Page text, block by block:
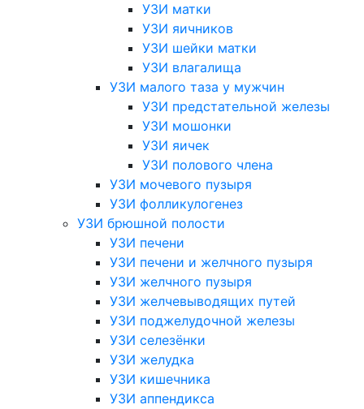
УЗИ матки
УЗИ яичников
УЗИ шейки матки
УЗИ влагалища
УЗИ малого таза у мужчин
УЗИ предстательной железы
УЗИ мошонки
УЗИ яичек
УЗИ полового члена
УЗИ мочевого пузыря
УЗИ фолликулогенез
УЗИ брюшной полости
УЗИ печени
УЗИ печени и желчного пузыря
УЗИ желчного пузыря
УЗИ желчевыводящих путей
УЗИ поджелудочной железы
УЗИ селезёнки
УЗИ желудка
УЗИ кишечника
УЗИ аппендикса